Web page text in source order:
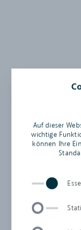
Auf dieser
wichtige
können Ihre